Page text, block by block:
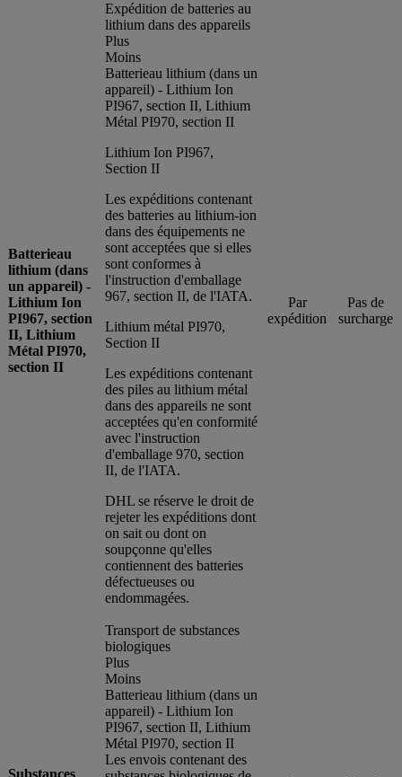
Batterieau
lithium (dans
un appareil) -
Lithium Ion
PI967, section
II, Lithium
Métal PI970,
section II
Expédition de batteries au
lithium dans des appareils
Plus
Moins
Batterieau lithium (dans un
appareil) - Lithium Ion
PI967, section II, Lithium
Métal PI970, section II
Lithium Ion PI967,
Section II
Les expéditions contenant
des batteries au lithium-ion
dans des équipements ne
sont acceptées que si elles
sont conformes à
l'instruction d'emballage
967, section II, de l'IATA.
Lithium métal PI970,
Section II
Les expéditions contenant
des piles au lithium métal
dans des appareils ne sont
acceptées qu'en conformité
avec l'instruction
d'emballage 970, section
II, de l'IATA.
DHL se réserve le droit de
rejeter les expéditions dont
on sait ou dont on
soupçonne qu'elles
contiennent des batteries
défectueuses ou
endommagées.
Par
expédition
Pas de
surcharge
Transport de substances
biologiques
Plus
Moins
Batterieau lithium (dans un
appareil) - Lithium Ion
PI967, section II, Lithium
Métal PI970, section II
Les envois contenant des